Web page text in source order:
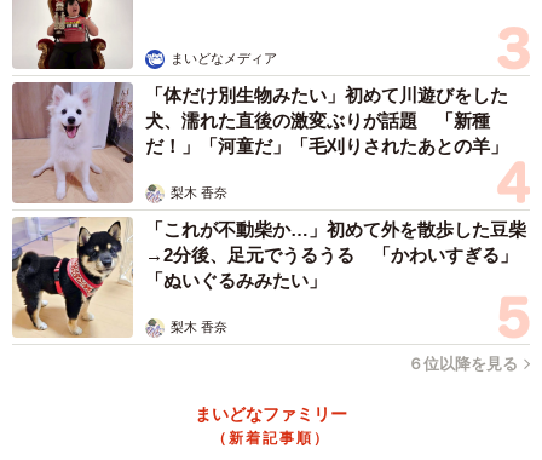
が、1級の合格には多くの勉強量を必要とし、難易度の高い
試験だといえるでしょう。
まいどなメディア
「体だけ別生物みたい」初めて川遊びをした
犬、濡れた直後の激変ぶりが話題 「新種
だ！」「河童だ」「毛刈りされたあとの羊」
梨木 香奈
「これが不動柴か…」初めて外を散歩した豆柴
→2分後、足元でうるうる 「かわいすぎる」
「ぬいぐるみみたい」
梨木 香奈
６位以降を見る
まいどなファミリー
（新着記事順）